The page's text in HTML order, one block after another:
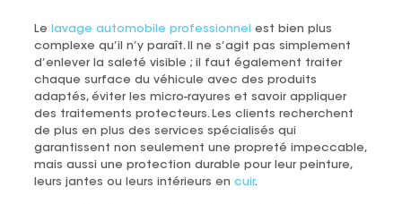
Le lavage automobile professionnel
est bien plus
complexe qu’il n’y paraît. Il ne s’agit pas simplement
d’enlever la saleté visible ; il faut également traiter
chaque surface du véhicule avec des produits
adaptés, éviter les micro-rayures et savoir appliquer
des traitements protecteurs. Les clients recherchent
de plus en plus des services spécialisés qui
garantissent non seulement une propreté impeccable,
mais aussi une protection durable pour leur peinture,
leurs jantes ou leurs intérieurs en cuir.